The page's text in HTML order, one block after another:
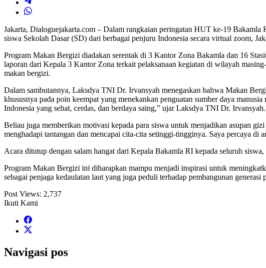
Jakarta, Dialoguejakarta.com – Dalam rangkaian peringatan HUT ke-19
siswa Sekolah Dasar (SD) dari berbagai penjuru Indonesia secara virtual zoom,
Program Makan Bergizi diadakan serentak di 3 Kantor Zona Bakamla dan 16
laporan dari Kepala 3 Kantor Zona terkait pelaksanaan kegiatan di wilayah
makan bergizi.
Dalam sambutannya, Laksdya TNI Dr. Irvansyah menegaskan bahwa Makan
khususnya pada poin keempat yang menekankan penguatan sumber daya
Indonesia yang sehat, cerdas, dan berdaya saing,” ujar Laksdya TNI Dr. Irvansyah.
Beliau juga memberikan motivasi kepada para siswa untuk menjadikan asupan
menghadapi tantangan dan mencapai cita-cita setinggi-tingginya. Saya percaya
Acara ditutup dengan salam hangat dari Kepala Bakamla RI kepada seluruh
Program Makan Bergizi ini diharapkan mampu menjadi inspirasi untuk
sebagai penjaga kedaulatan laut yang juga peduli terhadap pembangunan generasi
Post Views: 2,737
Ikuti Kami
Navigasi pos